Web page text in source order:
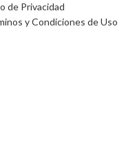
de Privacidad
y Condiciones de Uso